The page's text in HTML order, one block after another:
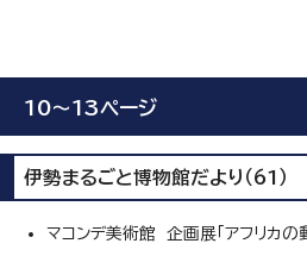
10～13ページ
伊勢まるごと博物館だより（61）
マコンデ美術館 企画展「アフリカの